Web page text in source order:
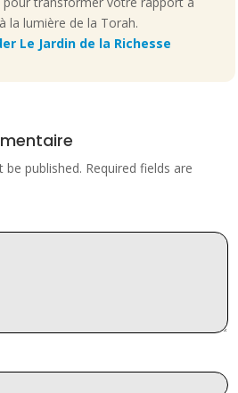
la lumière de la Torah.
Le Jardin de la Richesse
be published. Required fields are